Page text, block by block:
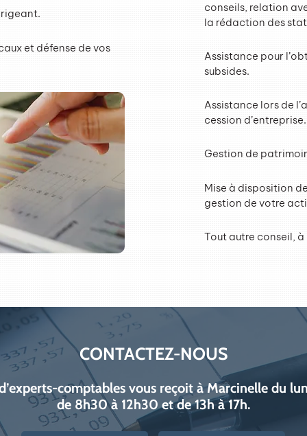
et défense de vos
conseils, relation
la rédaction des
Assistance pour
subsides.
Assistance lors de
cession d’entreprise.
Gestion de
Mise à disposition
gestion de votre
Tout autre conseil,
CONTACTEZ-NOUS
comptables vous reçoit à Marcinelle du
de 8h30 à 12h30 et de 13h à 17h.